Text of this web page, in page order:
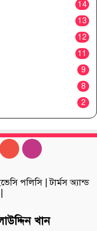
14
13
12
11
9
8
2
YouTubeInstagram
পলিসি|টার্মস অ্যান্ড
খান